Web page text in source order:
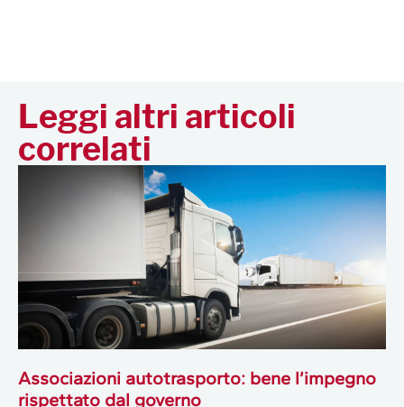
Leggi altri articoli
correlati
Associazioni autotrasporto: bene l’impegno
rispettato dal governo